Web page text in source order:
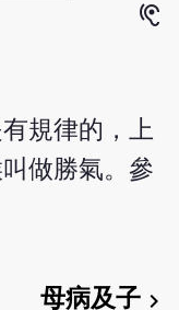
hearing
規律的，上
做勝氣。參
母病及子chevron_right